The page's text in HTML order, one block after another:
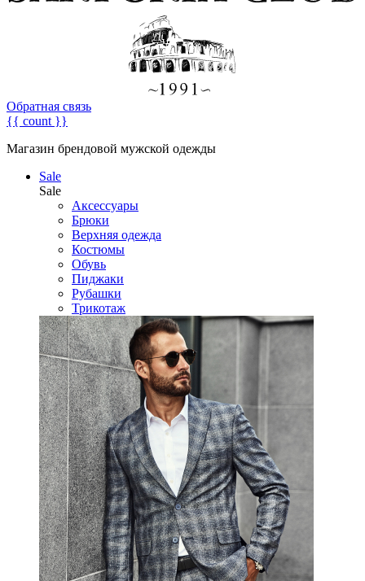
Обратная связь
{{ count }}
Магазин брендовой мужской одежды
Sale
Sale
Аксессуары
Брюки
Верхняя одежда
Костюмы
Обувь
Пиджаки
Рубашки
Трикотаж